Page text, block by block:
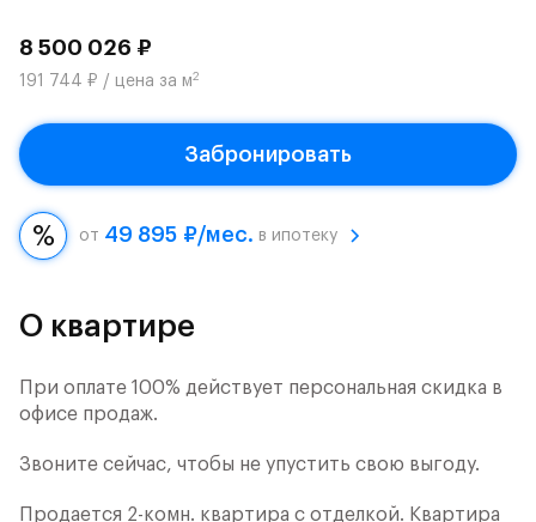
8 500 026 ₽
191 744 ₽ / цена за м2
Забронировать
от 49 895 ₽/мес. в ипотеку
О квартире
При оплате 100% действует персональная скидка в
офисе продаж.
Звоните сейчас, чтобы не упустить свою выгоду.
Продается 2-комн. квартира с отделкой. Квартира